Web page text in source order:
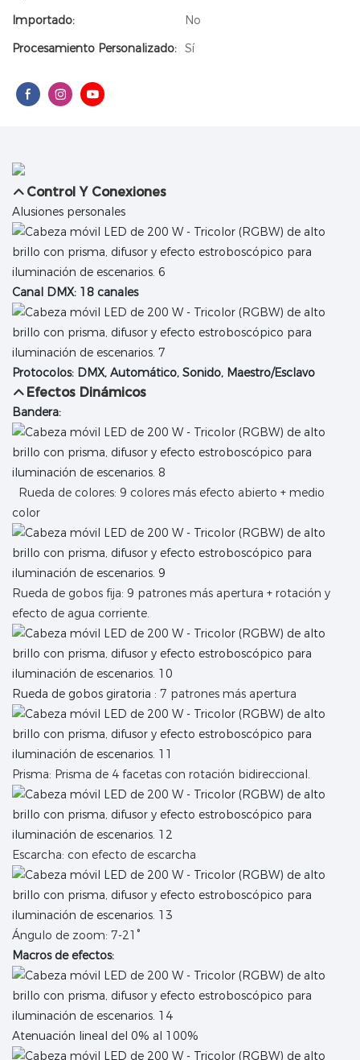
Importado:
No
Procesamiento Personalizado: Sí
Control Y Conexiones
Alusiones personales
Canal DMX: 18 canales
Protocolos: DMX, Automático, Sonido, Maestro/Esclavo
Efectos Dinámicos
Bandera:
Rueda de colores: 9 colores más efecto abierto + medio
color
Rueda de gobos fija: 9 patrones más apertura + rotación y
efecto de agua corriente.
Rueda de gobos giratoria : 7 patrones más apertura
Prisma: Prisma de 4 facetas con rotación bidireccional.
Escarcha: con efecto de escarcha
Ángulo de zoom: 7-21°
Macros de efectos:
Atenuación lineal del 0% al 100%